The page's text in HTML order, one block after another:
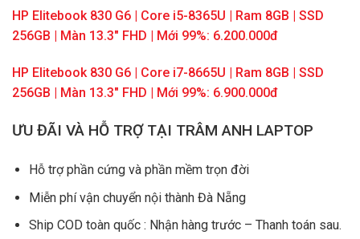
customer
rating
HP Elitebook 830 G6 | Core i5-8365U | Ram 8GB | SSD
256GB | Màn 13.3″ FHD | Mới 99%: 6.200.000đ
HP Elitebook 830 G6 | Core i7-8665U | Ram 8GB | SSD
256GB | Màn 13.3″ FHD | Mới 99%: 6.900.000đ
ƯU ĐÃI VÀ HỖ TRỢ TẠI TRÂM ANH LAPTOP
Hỗ trợ phần cứng và phần mềm trọn đời
Miễn phí vận chuyển nội thành Đà Nẵng
Ship COD toàn quốc : Nhận hàng trước – Thanh toán sau.